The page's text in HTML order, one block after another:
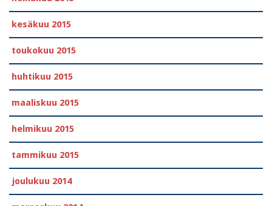
kesäkuu 2015
toukokuu 2015
huhtikuu 2015
maaliskuu 2015
helmikuu 2015
tammikuu 2015
joulukuu 2014